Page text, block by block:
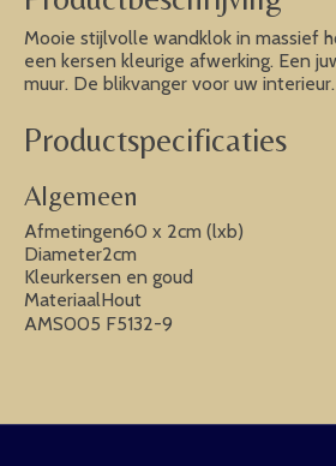
Mooie stijlvolle wandklok in massief
een kersen kleurige afwerking. Een
muur. De blikvanger voor uw interieur.
Productspecificaties
Algemeen
Afmetingen60 x 2cm (lxb)
Diameter2cm
Kleurkersen en goud
MateriaalHout
AMS005 F5132-9